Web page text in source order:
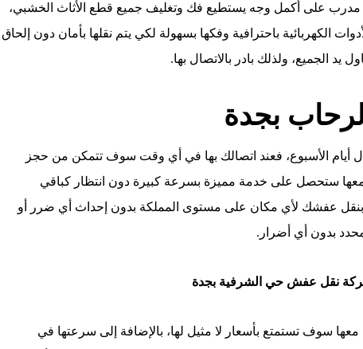
مدرب على أكمل وجه يستطيع فك وتغليف جميع قطع الأثاث الخشبي،
الكهربائية باحترافية وفكها بسهولة لكي يتم نقلها بأمان دون إلحاق
يد الجميع، ولذلك بادر بالاتصال بها.
بجدة
أيام الأسبوع، فعند اتصالك بها في أي وقت سوف تتمكن من حجز
ستحصل على خدمة مميزة بسرعة كبيرة دون انتظار كباقي
بنقل عفشك لأي مكان على مستوى المملكة بدون إحداث أي ضرر أو
بدون أي أضرار.
نقل عفش حي الشرفية بجدة
سوف تستمتع بأسعار لا مثيل لها، بالإضافة إلى سرعتها في